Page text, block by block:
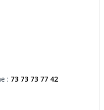
: 73 73 73 77 42